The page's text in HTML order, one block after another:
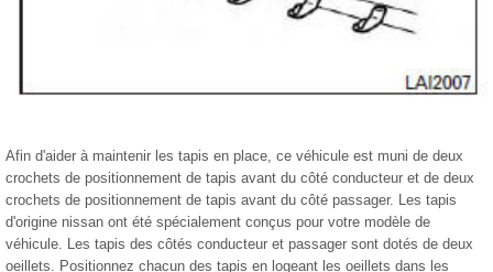
Afin d'aider à maintenir les tapis en place, ce véhicule est muni de deux
crochets de positionnement de tapis avant du côté conducteur et de deux
crochets de positionnement de tapis avant du côté passager. Les tapis
d'origine nissan ont été spécialement conçus pour votre modèle de
véhicule. Les tapis des côtés conducteur et passager sont dotés de deux
oeillets. Positionnez chacun des tapis en logeant les oeillets dans les